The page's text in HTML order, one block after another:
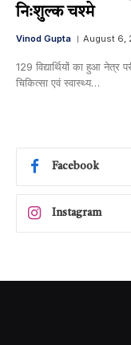
निःशुल्क चश्मे
Vinod Gupta August 6,
129 विद्यार्थियों का हुआ
चिकित्सा एवं स्वास्थ्य…
Facebook
Instagram